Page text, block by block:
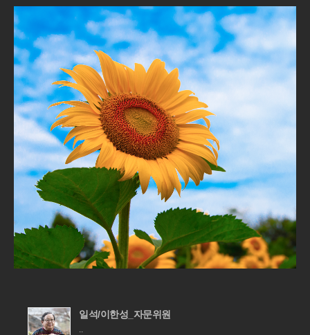
일석/이한성_자문위원
..